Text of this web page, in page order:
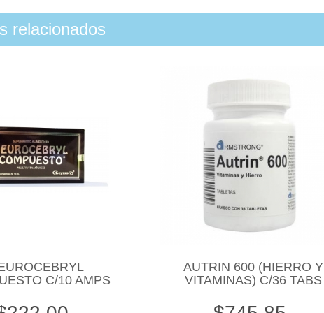
relacionados
C/10 AMPS
AUTRIN 600 (HIERRO Y
VITAMINAS) C/36 TABS